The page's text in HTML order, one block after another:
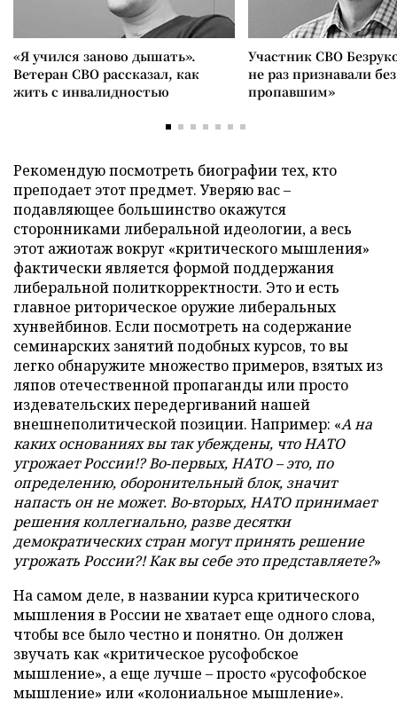
«Я учился заново дышать».
Ветеран СВО рассказал, как
жить с инвалидностью
Участник СВО
не раз признавали
пропавшим»
Рекомендую посмотреть биографии тех, кто
преподает этот предмет. Уверяю вас –
подавляющее большинство окажутся
сторонниками либеральной идеологии, а весь
этот ажиотаж вокруг «критического мышления»
фактически является формой поддержания
либеральной политкорректности. Это и есть
главное риторическое оружие либеральных
хунвейбинов. Если посмотреть на содержание
семинарских занятий подобных курсов, то вы
легко обнаружите множество примеров, взятых из
ляпов отечественной пропаганды или просто
издевательских передергиваний нашей
внешнеполитической позиции. Например: «А на
каких основаниях вы так убеждены, что НАТО
угрожает России!? Во-первых, НАТО – это, по
определению, оборонительный блок, значит
напасть он не может. Во-вторых, НАТО принимает
решения коллегиально, разве десятки
демократических стран могут принять решение
угрожать России?! Как вы себе это представляете?»
На самом деле, в названии курса критического
мышления в России не хватает еще одного слова,
чтобы все было честно и понятно. Он должен
звучать как «критическое русофобское
мышление», а еще лучше – просто «русофобское
мышление» или «колониальное мышление».